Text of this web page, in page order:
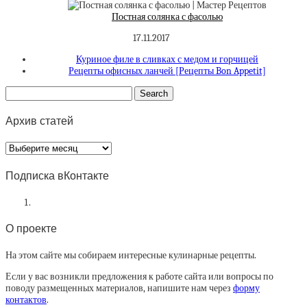
Постная солянка с фасолью
17.11.2017
Куриное филе в сливках с медом и горчицей
Рецепты офисных ланчей [Рецепты Bon Appetit]
Архив статей
Архив
статей
Подписка вКонтакте
О проекте
На этом сайте мы собираем интересные кулинарные рецепты.
Если у вас возникли предложения к работе сайта или вопросы по
поводу размещенных материалов, напишите нам через форму
контактов.